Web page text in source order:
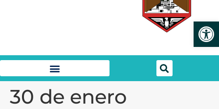
30 de enero